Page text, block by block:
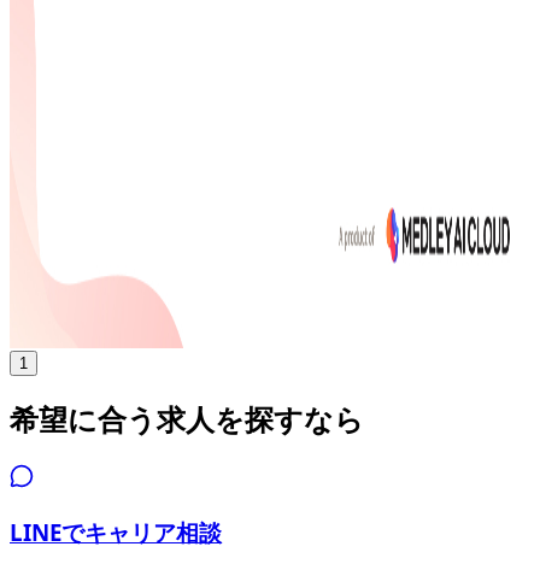
年収
正社員ミドル
詳細を見る
1
希望に合う求人を探すなら
LINEでキャリア相談